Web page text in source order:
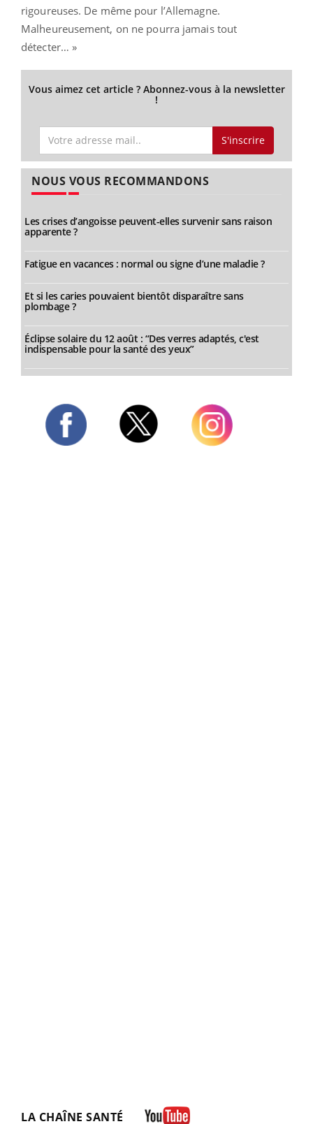
rigoureuses. De même pour l’Allemagne.
Malheureusement, on ne pourra jamais tout
détecter… »
Vous aimez cet article ? Abonnez-vous à la newsletter
!
S'inscrire
NOUS VOUS RECOMMANDONS
Les crises d’angoisse peuvent-elles survenir sans raison
apparente ?
Fatigue en vacances : normal ou signe d’une maladie ?
Et si les caries pouvaient bientôt disparaître sans
plombage ?
Éclipse solaire du 12 août : “Des verres adaptés, c'est
indispensable pour la santé des yeux”
LA CHAÎNE SANTÉ